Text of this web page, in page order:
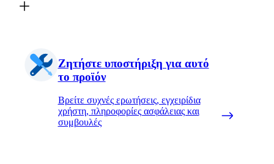
Ζητήστε υποστήριξη για αυτό
το προϊόν
Βρείτε συχνές ερωτήσεις, εγχειρίδια
χρήστη, πληροφορίες ασφάλειας και
συμβουλές